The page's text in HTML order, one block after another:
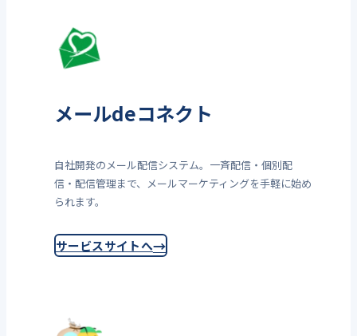
メールdeコネクト
自社開発のメール配信システム。一斉配信・個別配
信・配信管理まで、メールマーケティングを手軽に始め
られます。
サービスサイトへ